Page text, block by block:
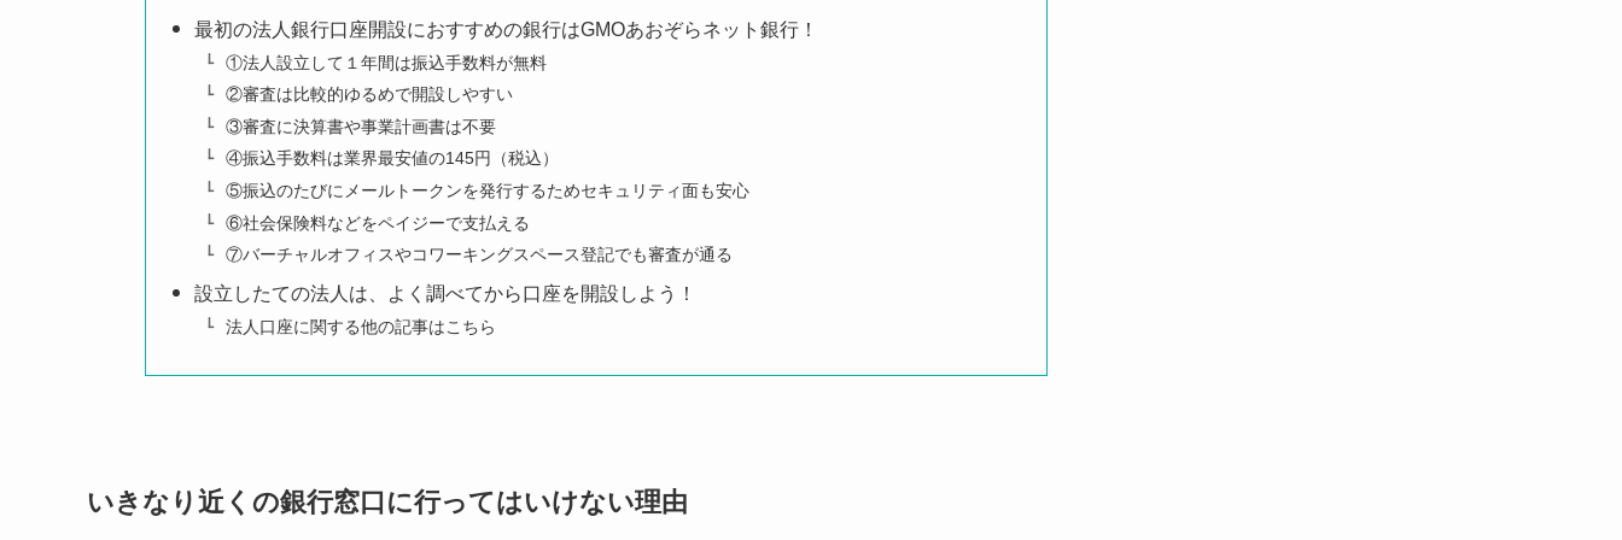
最初の法人銀行口座開設におすすめの銀行はGMOあおぞらネット銀行！
①法人設立して１年間は振込手数料が無料
②審査は比較的ゆるめで開設しやすい
③審査に決算書や事業計画書は不要
④振込手数料は業界最安値の145円（税込）
⑤振込のたびにメールトークンを発行するためセキュリティ面も安心
⑥社会保険料などをペイジーで支払える
⑦バーチャルオフィスやコワーキングスペース登記でも審査が通る
設立したての法人は、よく調べてから口座を開設しよう！
法人口座に関する他の記事はこちら
いきなり近くの銀行窓口に行ってはいけない理由